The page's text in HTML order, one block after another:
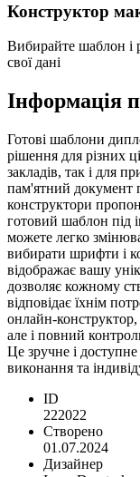
Конструктор
Вибирайте шаблон і
свої дані
Інформація
Готові шаблони
рішення для різних
закладів, так і для
пам'ятний документ
конструктори
готовий шаблон під
можете легко
вибирати шрифти і
відображає вашу
дозволяє кожному
відповідає їхнім
онлайн-
але і повний
Це зручне і
виконання та
ID
222022
Створено
01.07.2024
Дизайнер